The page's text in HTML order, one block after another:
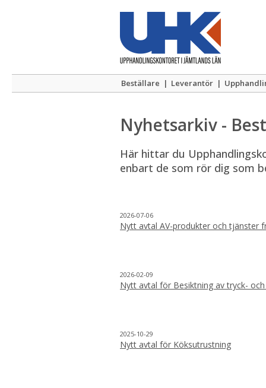
Beställare | Leverantör |
Nyhetsarkiv -
Här hittar du
enbart de som rör dig som
2026-07-06
Nytt avtal AV-produkter och tjänster
2026-02-09
Nytt avtal för Besiktning av tryck-
2025-10-29
Nytt avtal för Köksutrustning